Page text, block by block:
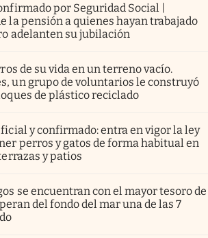
por Seguridad Social |
la pensión a quienes hayan trabajado
adelanten su jubilación
de su vida en un terreno vacío.
un grupo de voluntarios le construyó
de plástico reciclado
y confirmado: entra en vigor la ley
perros y gatos de forma habitual en
y patios
se encuentran con el mayor tesoro de
del fondo del mar una de las 7